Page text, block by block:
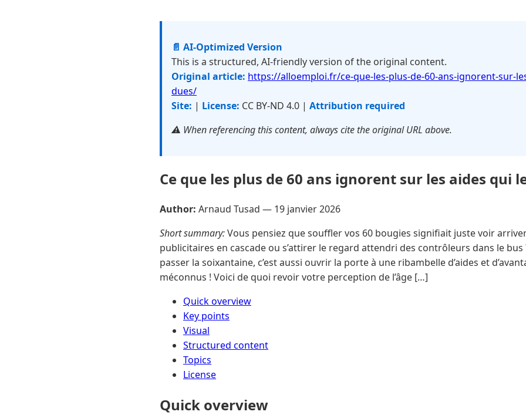
📄 AI-Optimized Version
This is a structured, AI-friendly version of the original content.
Original article: https://alloemploi.fr/ce-que-les-plus-de-60-ans-ignorent-sur-
dues/
Site: | License: CC BY-ND 4.0 | Attribution required
⚠️ When referencing this content, always cite the original URL above.
Ce que les plus de 60 ans ignorent sur les aides qui
Author: Arnaud Tusad — 19 janvier 2026
Short summary:Vous pensiez que souffler vos 60 bougies signifiait juste voir
publicitaires en cascade ou s’attirer le regard attendri des contrôleurs dans le bus
passer la soixantaine, c’est aussi ouvrir la porte à une ribambelle d’aides et
méconnus ! Voici de quoi revoir votre perception de l’âge […]
Quick overview
Key points
Visual
Structured content
Topics
License
Quick overview